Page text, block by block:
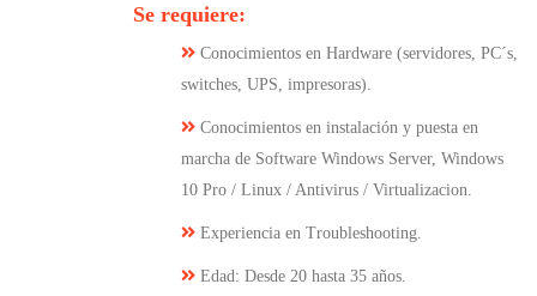
Se requiere:
Conocimientos en Hardware (servidores, PC´s,
switches, UPS, impresoras).
Conocimientos en instalación y puesta en
marcha de Software Windows Server, Windows
10 Pro / Linux / Antivirus / Virtualizacion.
Experiencia en Troubleshooting.
Edad: Desde 20 hasta 35 años.